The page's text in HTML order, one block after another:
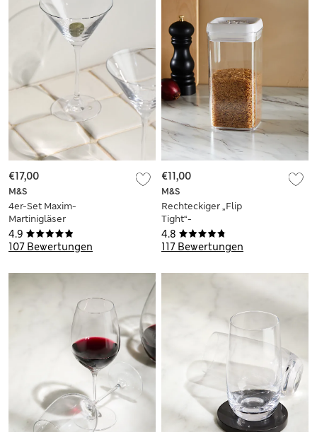
4.9
107 Bewertungen
M&S
4er-Set Maxim-
Martinigläser
€17,00
4.8
117 Bewertungen
M&S
Rechteckiger „Flip
Tight“-
Lebensmittelbehälter
1,2 l
€11,00